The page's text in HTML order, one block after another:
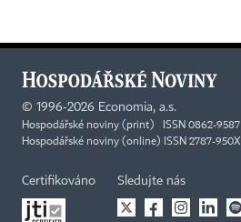
© 1996-2026 Economia, a.s.
Hospodářské noviny (print) ISSN 0862-9587
Hospodářské noviny (online) ISSN 2787-950X
Certifikováno Sledujte nás